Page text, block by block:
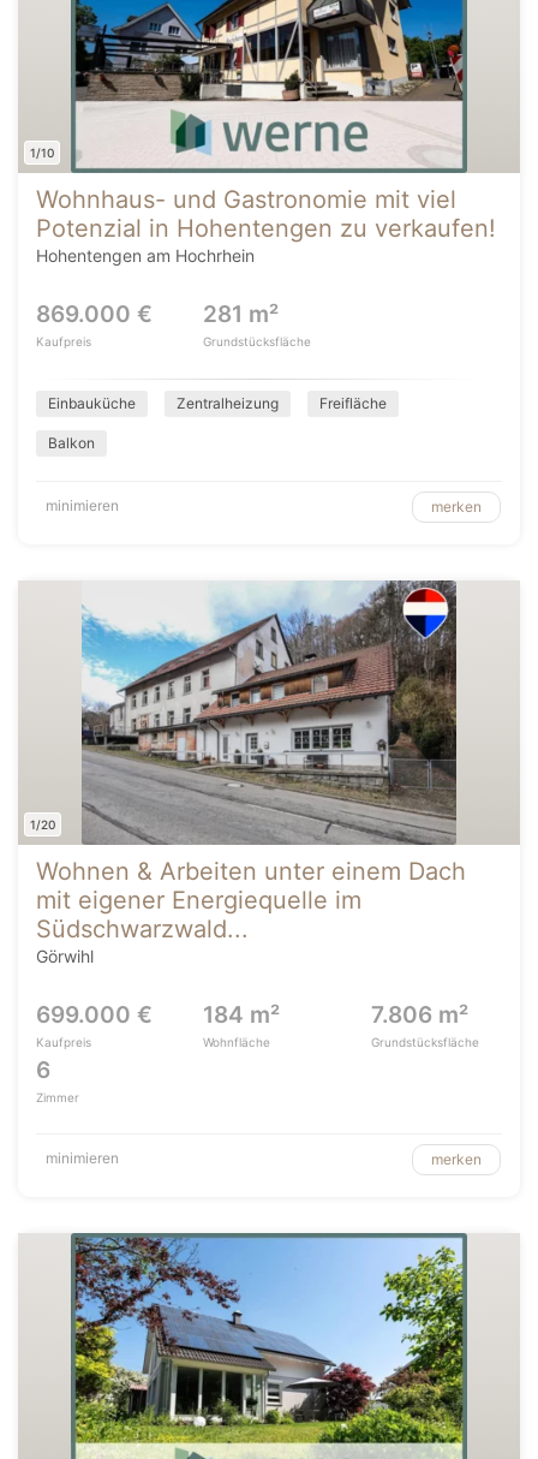
1/10
Wohnhaus- und Gastronomie mit viel
Potenzial in Hohentengen zu verkaufen!
Hohentengen am Hochrhein
869.000 €
Kaufpreis
281 m²
Grundstücksfläche
Einbauküche Zentralheizung Freifläche
Balkon
minimieren merken
1/20
Wohnen & Arbeiten unter einem Dach
mit eigener Energiequelle im
Südschwarzwald...
Görwihl
699.000 €
Kaufpreis
184 m²
Wohnfläche
7.806 m²
Grundstücksfläche
6
Zimmer
minimieren merken